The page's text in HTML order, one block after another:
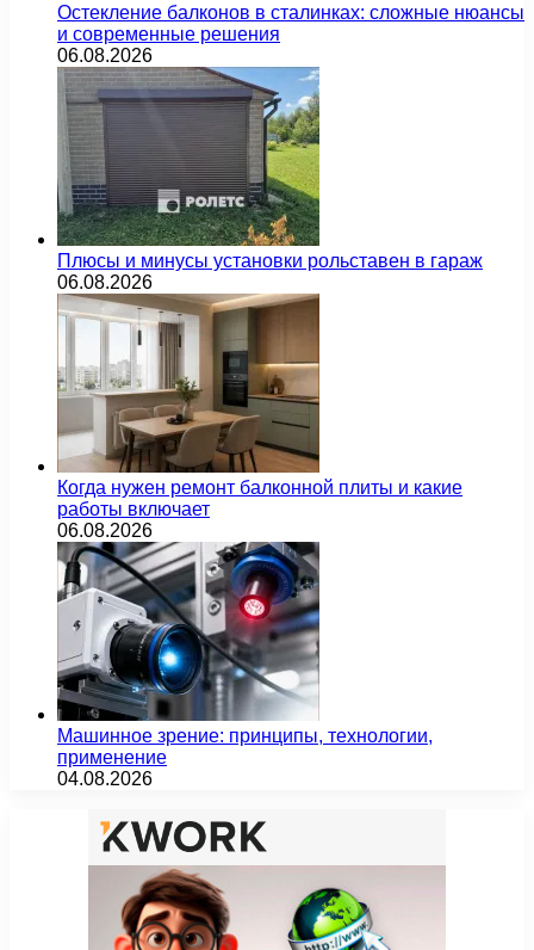
Остекление балконов в сталинках: сложные нюансы
и современные решения
06.08.2026
Плюсы и минусы установки рольставен в гараж
06.08.2026
Когда нужен ремонт балконной плиты и какие
работы включает
06.08.2026
Машинное зрение: принципы, технологии,
применение
04.08.2026